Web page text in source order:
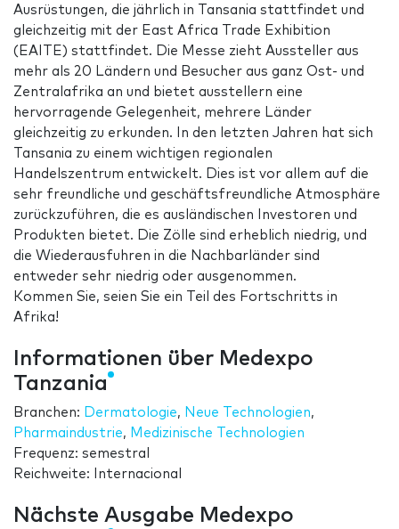
Ausrüstungen, die jährlich in Tansania stattfindet und
gleichzeitig mit der East Africa Trade Exhibition
(EAITE) stattfindet. Die Messe zieht Aussteller aus
mehr als 20 Ländern und Besucher aus ganz Ost- und
Zentralafrika an und bietet ausstellern eine
hervorragende Gelegenheit, mehrere Länder
gleichzeitig zu erkunden. In den letzten Jahren hat sich
Tansania zu einem wichtigen regionalen
Handelszentrum entwickelt. Dies ist vor allem auf die
sehr freundliche und geschäftsfreundliche Atmosphäre
zurückzuführen, die es ausländischen Investoren und
Produkten bietet. Die Zölle sind erheblich niedrig, und
die Wiederausfuhren in die Nachbarländer sind
entweder sehr niedrig oder ausgenommen.
Kommen Sie, seien Sie ein Teil des Fortschritts in
Afrika!
Informationen über Medexpo
Tanzania
Branchen: Dermatologie, Neue Technologien,
Pharmaindustrie, Medizinische Technologien
Frequenz: semestral
Reichweite: Internacional
Nächste Ausgabe Medexpo